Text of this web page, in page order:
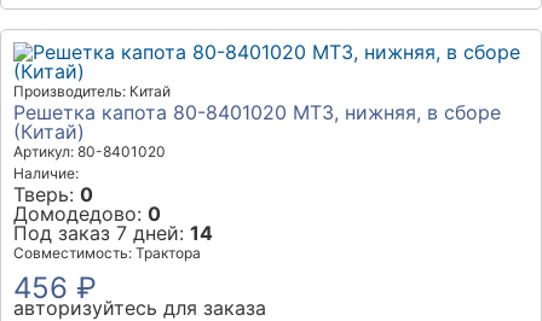
Производитель: Китай
Решетка капота 80-8401020 МТЗ, нижняя, в сборе
(Китай)
Артикул: 80-8401020
Наличие:
Тверь: 0
Домодедово: 0
Под заказ 7 дней: 14
Совместимость: Трактора
456 ₽
авторизуйтесь для заказа